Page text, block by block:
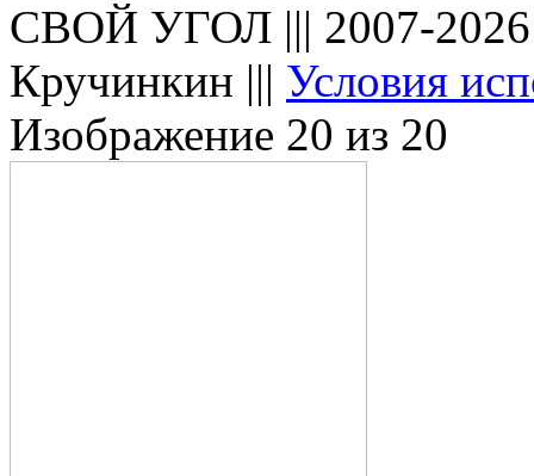
СВОЙ УГОЛ ||| 2007-
Кручинкин ||| Условия
Изображение 20 из 20